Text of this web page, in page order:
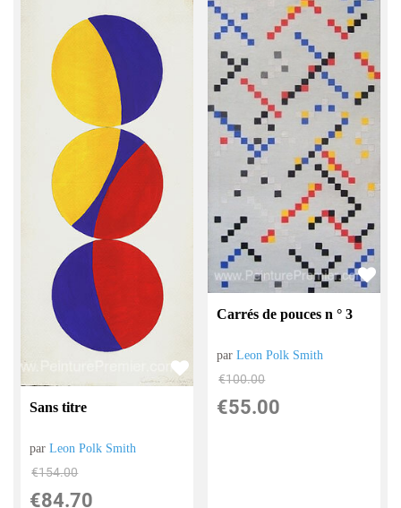
Sans titre
parLeon Polk Smith
€154.00
€84.70
Carrés de pouces n ° 3
parLeon Polk Smith
€100.00
€55.00